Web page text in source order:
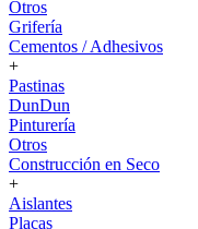
Otros
Grifería
Cementos / Adhesivos
+
Pastinas
DunDun
Pinturería
Otros
Construcción en Seco
+
Aislantes
Placas